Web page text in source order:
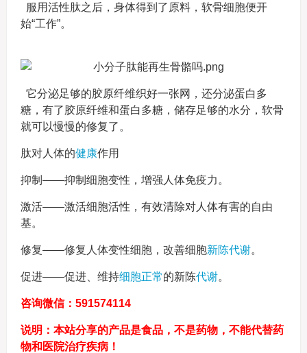
服用活性肽之后，身体得到了原料，软骨细胞便开
始“工作”。
它分泌足够的胶原纤维织好一张网，还分泌蛋白多
糖，有了胶原纤维和蛋白多糖，储存足够的水分，软骨
就可以慢慢的修复了。
肽对人体的健康作用
抑制——抑制细胞变性，增强人体免疫力。
激活——激活细胞活性，有效清除对人体有害的自由
基。
修复——修复人体变性细胞，改善细胞新陈代谢。
促进——促进、维持细胞正常的新陈代谢。
咨询微信：591574114
说明：本站分享的产品是食品，不是药物，不能代替药
物和医院治疗疾病！